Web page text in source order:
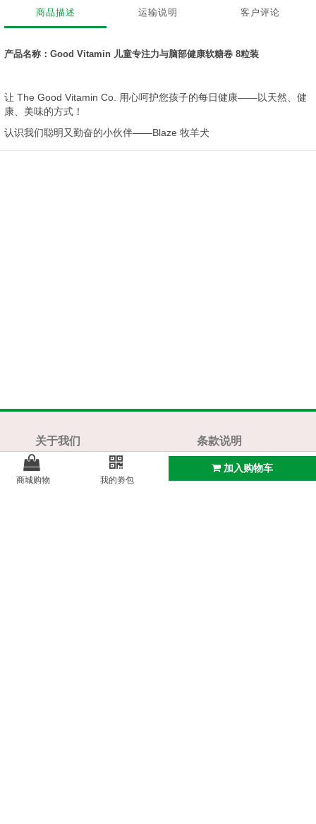
商城购物 我的劵包
加入购物车
商品描述 运输说明 客户评论
产品名称：Good Vitamin 儿童专注力与脑部健康软糖卷 8粒装
让 The Good Vitamin Co. 用心呵护您孩子的每日健康——以天然、健
康、美味的方式！
认识我们聪明又勤奋的小伙伴——Blaze 牧羊犬
关于我们
关于我们
联系方式
条款说明
网站使用条款
隐私条款